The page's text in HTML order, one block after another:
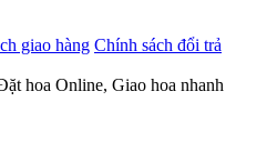
giao hàng Chính sách đổi trả
hoa Online, Giao hoa nhanh